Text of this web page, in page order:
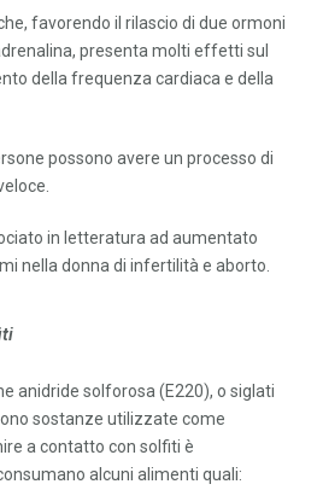
favorendo il rilascio di due ormoni
presenta molti effetti sul
della frequenza cardiaca e della
possono avere un processo di
in letteratura ad aumentato
nella donna di infertilità e aborto.
anidride solforosa (E220), o siglati
sostanze utilizzate come
a contatto con solfiti è
alcuni alimenti quali: